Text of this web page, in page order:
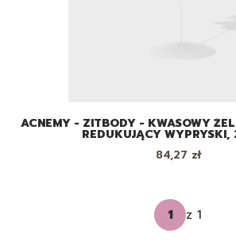
ACNEMY - ZITBODY - KWASOWY
REDUKUJĄCY
Cena
84,27 zł
z 1